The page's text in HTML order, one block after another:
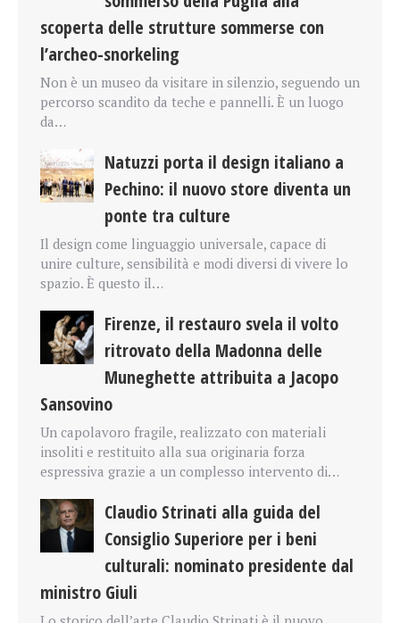
scoperta delle strutture sommerse con
l’archeo-snorkeling
Non è un museo da visitare in silenzio, seguendo un
percorso scandito da teche e pannelli. È un luogo
da…
Natuzzi porta il design italiano a
Pechino: il nuovo store diventa un
ponte tra culture
Il design come linguaggio universale, capace di
unire culture, sensibilità e modi diversi di vivere lo
spazio. È questo il…
Firenze, il restauro svela il volto
ritrovato della Madonna delle
Muneghette attribuita a Jacopo
Sansovino
Un capolavoro fragile, realizzato con materiali
insoliti e restituito alla sua originaria forza
espressiva grazie a un complesso intervento di…
Claudio Strinati alla guida del
Consiglio Superiore per i beni
culturali: nominato presidente dal
ministro Giuli